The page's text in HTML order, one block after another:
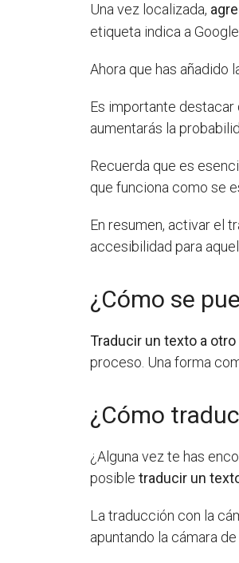
Una vez localizada,
etiqueta indica a
Ahora que has añadido
Es importante destacar
aumentarás la
Recuerda que es
que funciona como se
En resumen, activar el
accesibilidad para
¿Cómo se
Traducir un texto a
proceso. Una forma
¿Cómo
¿Alguna vez te has
posibletraducir un
La traducción con la
apuntando la cámara